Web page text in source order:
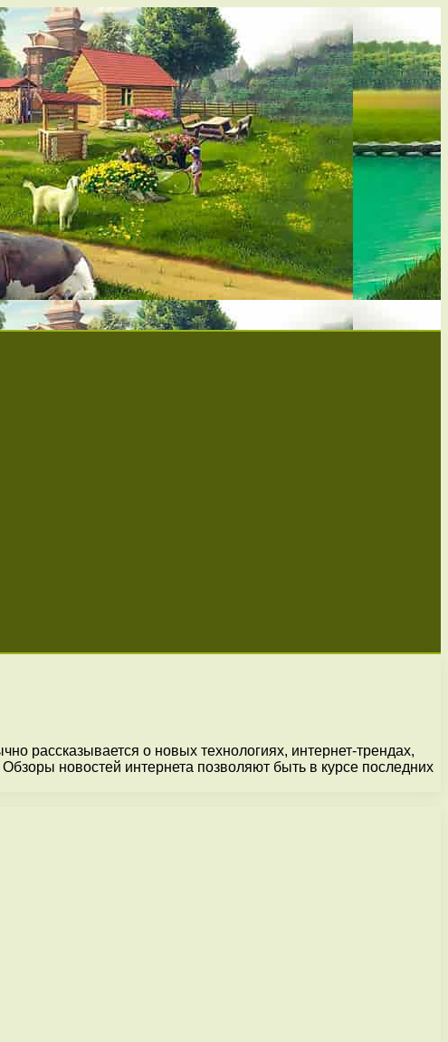
рассказывается о новых технологиях, интернет-трендах,
новостей интернета позволяют быть в курсе последних